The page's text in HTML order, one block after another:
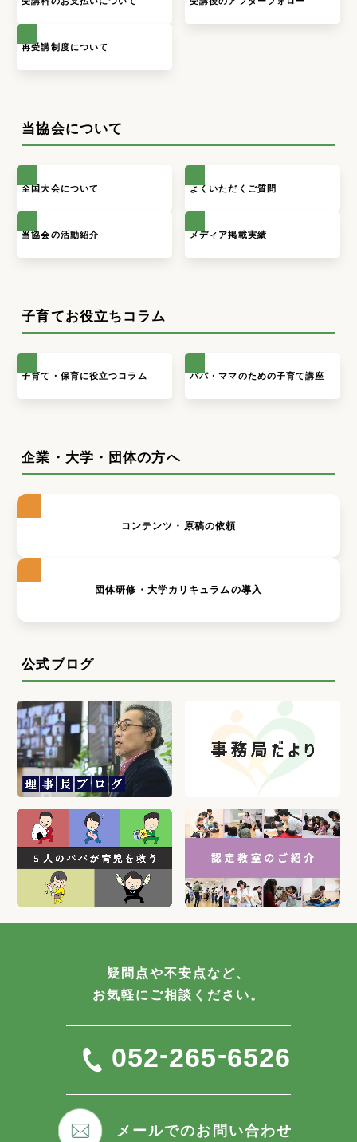
再受講制度について
当協会について
全国大会について よくいただくご質問
当協会の活動紹介 メディア掲載実績
子育てお役立ちコラム
子育て・保育に役立つコラム パパ・ママのための子育て講座
企業・大学・団体の方へ
コンテンツ・原稿の依頼
団体研修・大学カリキュラムの導入
公式ブログ
疑問点や不安点など、
お気軽にご相談ください。
052-265-6526
メールでのお問い合わせ